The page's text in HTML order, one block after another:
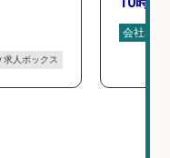
求人ボックス
会社名